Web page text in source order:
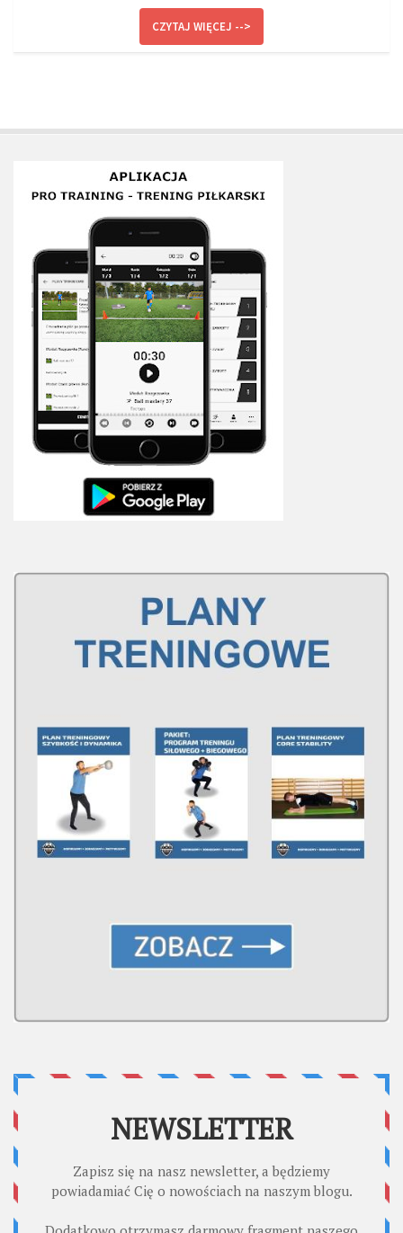
Plan treningowy core stability
Plan treningowy szybkość i dynamika
Program treningu biegowego
Edukacja
Plany treningowe
Aplikacja Pro Training
Sprzęt treningowy
Kontakt
Od autorów
Kontakt
CZYTAJ WIĘCEJ -->